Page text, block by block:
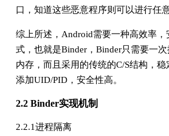
口，知道这些恶意程序则可以进行任意
综上所述，Android需要一种高效率
式，也就是Binder，Binder只需要一
内存，而且采用的传统的C/S结构，
添加UID/PID，安全性高。
2.2 Binder实现机制
2.2.1进程隔离